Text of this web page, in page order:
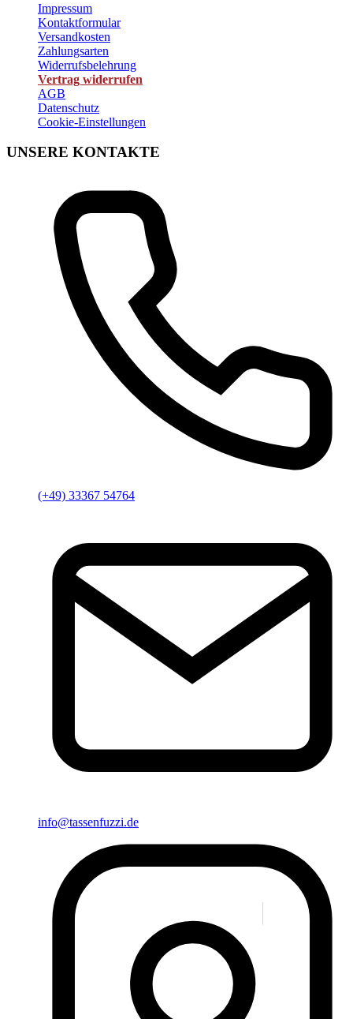
Impressum
Kontaktformular
Versandkosten
Zahlungsarten
Widerrufsbelehrung
Vertrag widerrufen
AGB
Datenschutz
Cookie-Einstellungen
UNSERE KONTAKTE
(+49) 33367 54764
info@tassenfuzzi.de